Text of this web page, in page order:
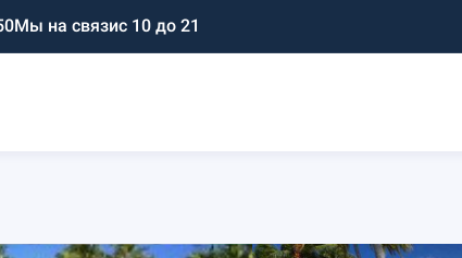
Мы на связис 10 до 21